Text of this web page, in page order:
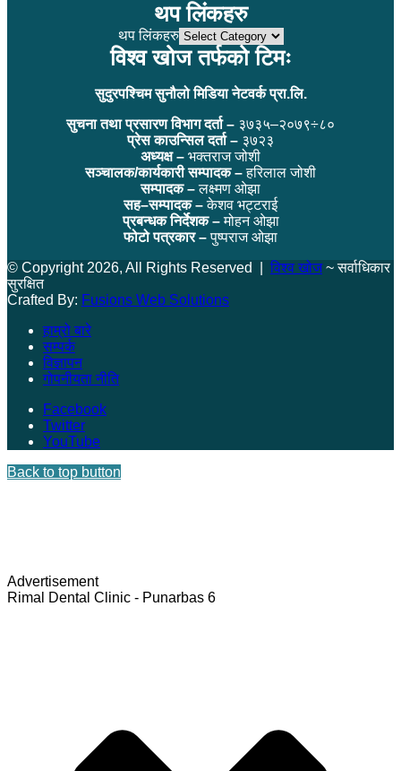
थप लिंकहरु
थप लिंकहरु
विश्व खोज तर्फको टिमः
सुदुरपश्चिम सुनौलो मिडिया नेटवर्क प्रा.लि.
सुचना तथा प्रसारण विभाग दर्ता – ३७३५–२०७९÷८०
प्रेस काउन्सिल दर्ता – ३७२३
अध्यक्ष – भक्तराज जोशी
सञ्चालक/कार्यकारी सम्पादक –हरिलाल जोशी
सम्पादक –लक्ष्मण ओझा
सह–सम्पादक –केशव भट्टराई
प्रबन्धक निर्देशक –मोहन ओझा
फोटो पत्रकार –पुष्पराज ओझा
© Copyright 2026, All Rights Reserved | विश्व खोज~ सर्वाधिकार
सुरक्षित
Crafted By: Fusions Web Solutions
हाम्रो बारे
सम्पर्क
विज्ञापन
गोपनीयता नीति
Facebook
Twitter
YouTube
Back to top button
Advertisement
Rimal Dental Clinic - Punarbas 6